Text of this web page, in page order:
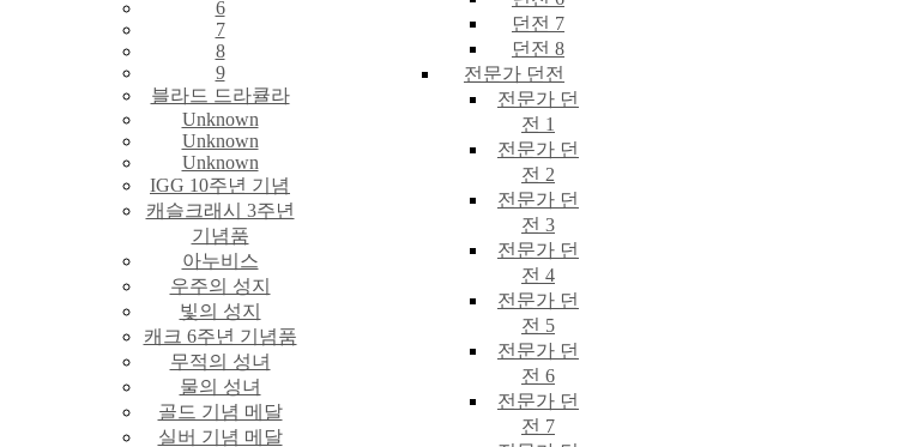
6
7
8
9
블라드 드라큘라
Unknown
Unknown
Unknown
IGG 10주년 기념
캐슬크래시 3주년
기념품
아누비스
우주의 성지
빛의 성지
캐크 6주년 기념품
무적의 성녀
물의 성녀
골드 기념 메달
실버 기념 메달
던전 7
던전 8
전문가 던전
전문가 던
전 1
전문가 던
전 2
전문가 던
전 3
전문가 던
전 4
전문가 던
전 5
전문가 던
전 6
전문가 던
전 7